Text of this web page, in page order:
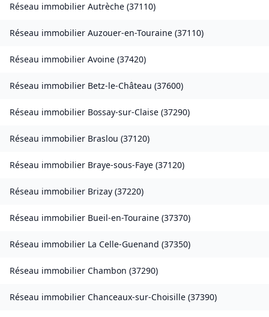
Réseau immobilier Autrèche (37110)
Réseau immobilier Auzouer-en-Touraine (37110)
Réseau immobilier Avoine (37420)
Réseau immobilier Betz-le-Château (37600)
Réseau immobilier Bossay-sur-Claise (37290)
Réseau immobilier Braslou (37120)
Réseau immobilier Braye-sous-Faye (37120)
Réseau immobilier Brizay (37220)
Réseau immobilier Bueil-en-Touraine (37370)
Réseau immobilier La Celle-Guenand (37350)
Réseau immobilier Chambon (37290)
Réseau immobilier Chanceaux-sur-Choisille (37390)